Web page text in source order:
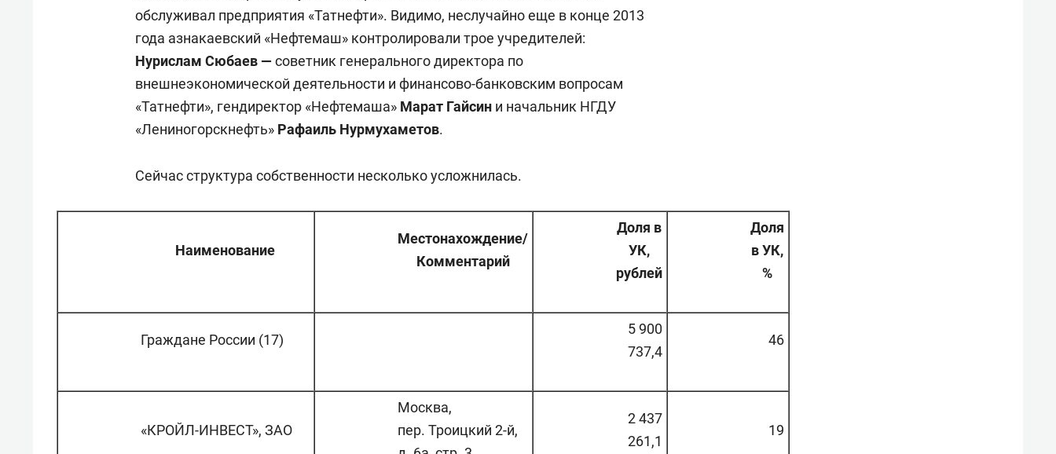
обслуживал предприятия «Татнефти». Видимо, неслучайно еще в конце 2013
года азнакаевский «Нефтемаш» контролировали трое учредителей:
Нурислам Сюбаев — советник генерального директора по
внешнеэкономической деятельности и финансово-банковским вопросам
«Татнефти», гендиректор «Нефтемаша» Марат Гайсин и начальник НГДУ
«Лениногорскнефть» Рафаиль Нурмухаметов.
Сейчас структура собственности несколько усложнилась.
Наименование
Местонахождение/
Комментарий
Доля в
УК,
рублей
Доля
в УК,
%
Граждане России (17)
5 900
737,4
46
«КРОЙЛ-ИНВЕСТ», ЗАО
Москва,
пер. Троицкий 2-й,
2 437
261,1
19